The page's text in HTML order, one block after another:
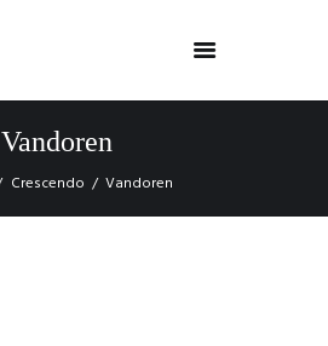
Vandoren
Crescendo Vandoren